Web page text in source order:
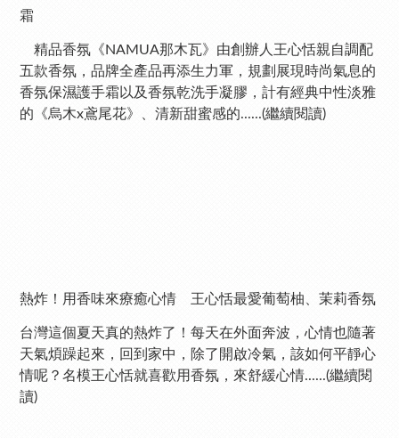
霜
精品香氛《NAMUA那木瓦》由創辦人王心恬親自調配
五款香氛，品牌全產品再添生力軍，規劃展現時尚氣息的
香氛保濕護手霜以及香氛乾洗手凝膠，計有經典中性淡雅
的《烏木x鳶尾花》、清新甜蜜感的......(繼續閱讀)
熱炸！用香味來療癒心情 王心恬最愛葡萄柚、茉莉香氛
台灣這個夏天真的熱炸了！每天在外面奔波，心情也隨著
天氣煩躁起來，回到家中，除了開啟冷氣，該如何平靜心
情呢？名模王心恬就喜歡用香氛，來舒緩心情......(繼續閱
讀)